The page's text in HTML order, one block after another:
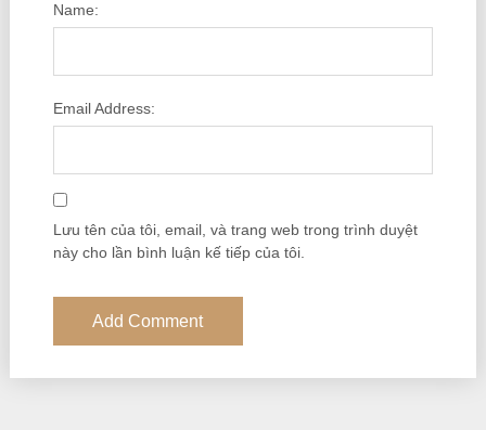
Name:
Email Address:
Lưu tên của tôi, email, và trang web trong trình duyệt
này cho lần bình luận kế tiếp của tôi.